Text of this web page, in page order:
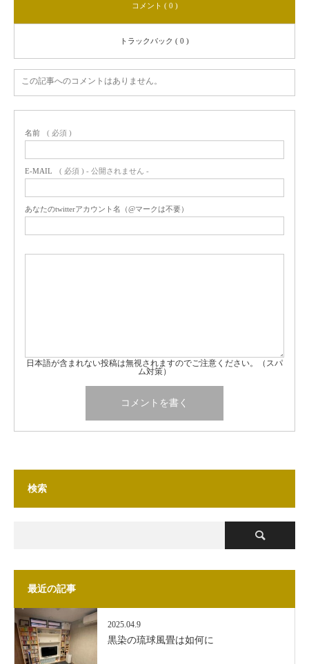
コメント ( 0 )
トラックバック ( 0 )
この記事へのコメントはありません。
名前 ( 必須 )
E-MAIL ( 必須 ) - 公開されません -
あなたのtwitterアカウント名（@マークは不要）
日本語が含まれない投稿は無視されますのでご注意ください。（スパ
ム対策）
検索
最近の記事
2025.04.9
黒染の琉球風畳は如何に